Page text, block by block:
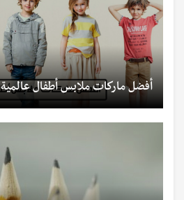
أفضل ماركات ملابس أطفال عالمية